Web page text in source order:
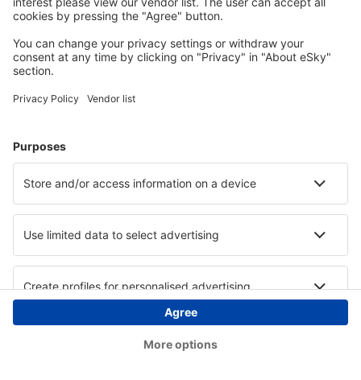
Copyright © eSky.at. Alle Rechte vorbehalten.